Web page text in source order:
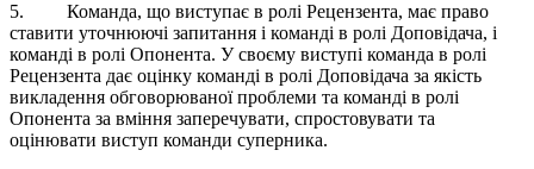
5. Команда, що виступає в ролі Рецензента, має право
ставити уточнюючі запитання і команді в ролі Доповідача, і
команді в ролі Опонента. У своєму виступі команда в ролі
Рецензента дає оцінку команді в ролі Доповідача за якість
викладення обговорюваної проблеми та команді в ролі
Опонента за вміння заперечувати, спростовувати та
оцінювати виступ команди суперника.